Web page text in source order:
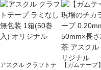
アスクル クラフトテ
【ガムテープ